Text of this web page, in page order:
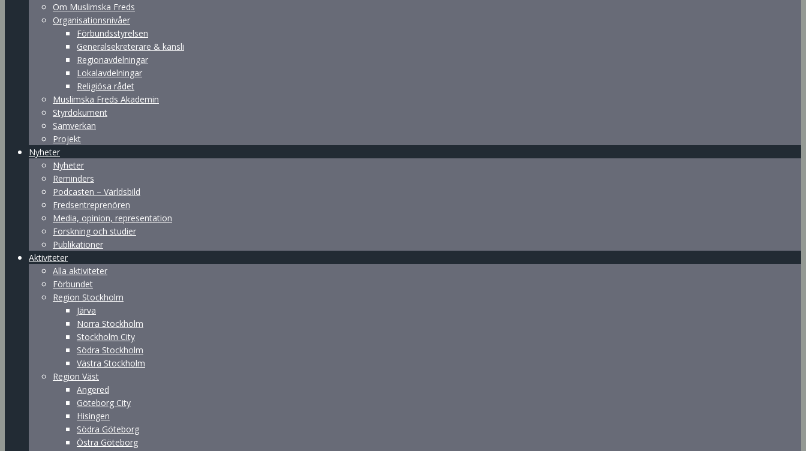
Om Muslimska Freds
Organisationsnivåer
Förbundsstyrelsen
Generalsekreterare & kansli
Regionavdelningar
Lokalavdelningar
Religiösa rådet
Muslimska Freds Akademin
Styrdokument
Samverkan
Projekt
Nyheter
Nyheter
Reminders
Podcasten – Världsbild
Fredsentreprenören
Media, opinion, representation
Forskning och studier
Publikationer
Aktiviteter
Alla aktiviteter
Förbundet
Region Stockholm
Järva
Norra Stockholm
Stockholm City
Södra Stockholm
Västra Stockholm
Region Väst
Angered
Göteborg City
Hisingen
Södra Göteborg
Östra Göteborg